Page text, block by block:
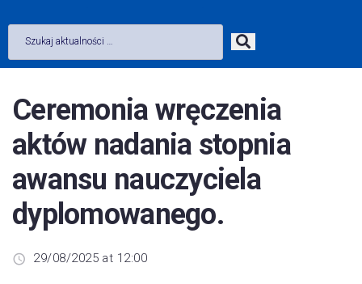
Ceremonia wręczenia
aktów nadania stopnia
awansu nauczyciela
dyplomowanego.
29/08/2025 at 12:00